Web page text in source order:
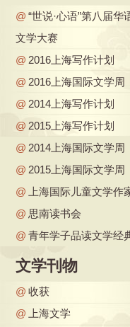
@ “世说·心语”第八届华
文学大赛
@ 2016上海写作计划
@ 2016上海国际文学周
@ 2014上海写作计划
@ 2015上海写作计划
@ 2014上海国际文学周
@ 2015上海国际文学周
@
上海国际儿童文学作
@ 思南读书会
@ 青年学子品读文学经
文学刊物
@ 收获
@
上海文学